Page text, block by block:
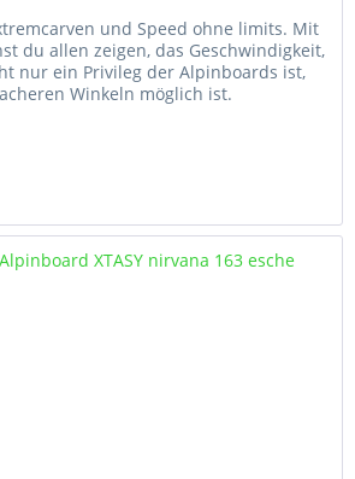
und Speed ohne limits. Mit
du allen zeigen, das Geschwindigkeit,
nur ein Privileg der Alpinboards ist,
Winkeln möglich ist.